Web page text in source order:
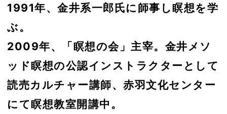
1991年、金井系一郎氏に師事し瞑想を学
ぶ。
2009年、「瞑想の会」主宰。金井メソ
ッド瞑想の公認インストラクターとして
読売カルチャー講師、赤羽文化センター
にて瞑想教室開講中。